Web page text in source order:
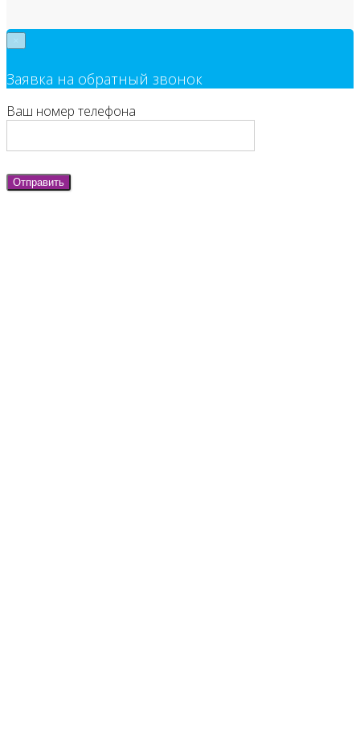
Заявка на обратный звонок
Ваш номер телефона
Отправить